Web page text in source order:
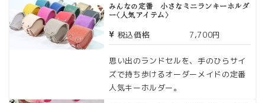
みんなの定番 小さなミニランキーホルダ
ー〈人気アイテム〉
税込価格 7,700円
思い出のランドセルを、手のひらサイ
ズで持ち歩けるオーダーメイドの定番
人気キーホルダー。